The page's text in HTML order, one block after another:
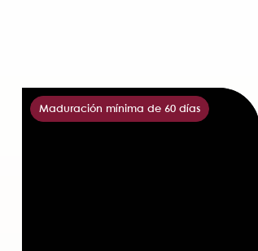
Maduración mínima de 60 días